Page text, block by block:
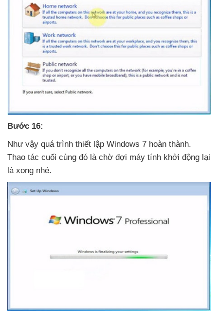
Bước 16:
Như vậy quá trình thiết lập Windows 7 hoàn thành.
Thao tác cuối cùng đó là chờ đợi máy tính khởi động lại
là xong nhé.